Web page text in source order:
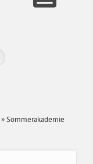
»Sommerakademie